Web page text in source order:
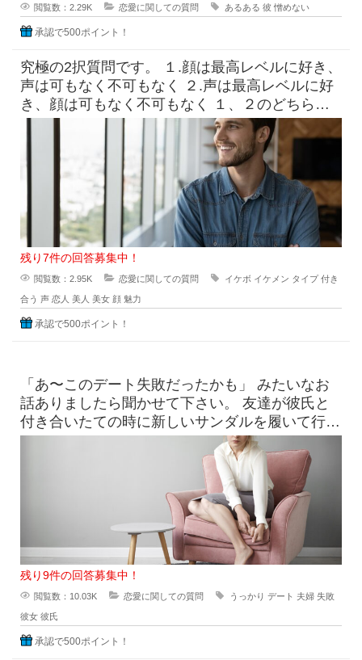
閲覧数：2.29K 恋愛に関しての質問 あるある 彼 憎めない
承認で500ポイント！
究極の2択質問です。 １.顔は最高レベルに好き、
声は可もなく不可もなく ２.声は最高レベルに好
き、顔は可もなく不可もなく １、２のどちらに
惹かれま
残り7件の回答募集中！
閲覧数：2.95K 恋愛に関しての質問 イケボ イケメン タイプ 付き
合う 声 恋人 美人 美女 顔 魅力
承認で500ポイント！
「あ〜このデート失敗だったかも」 みたいなお
話ありましたら聞かせて下さい。 友達が彼氏と
付き合いたての時に新しいサンダルを履いて行っ
たら、見事に靴擦れを
残り9件の回答募集中！
閲覧数：10.03K 恋愛に関しての質問 うっかり デート 夫婦 失敗
彼女 彼氏
承認で500ポイント！